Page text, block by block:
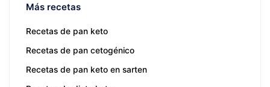
Más recetas
Recetas de pan keto
Recetas de pan cetogénico
Recetas de pan keto en sarten